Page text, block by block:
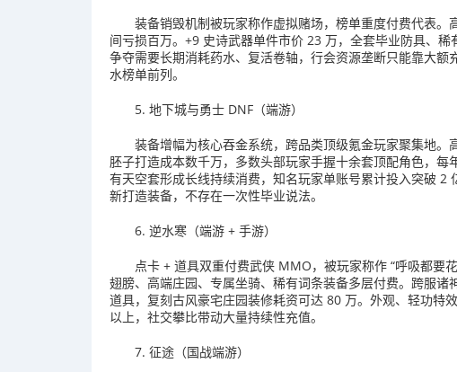
装备销毁机制被玩家称作虚拟赌场，榜单重度付费代表
间亏损百万。+9 史诗武器单件市价 23 万，全套毕业防具、
争夺需要长期消耗药水、复活卷轴，行会资源垄断只能靠大
水榜单前列。
5. 地下城与勇士 DNF（端游）
装备增幅为核心吞金系统，跨品类顶级氪金玩家聚集地
胚子打造成本数千万，多数头部玩家手握十余套顶配角色，
有天空套形成长线持续消费，知名玩家单账号累计投入突破 2
新打造装备，不存在一次性毕业说法。
6. 逆水寒（端游 + 手游）
点卡 + 道具双重付费武侠 MMO，被玩家称作 “呼吸都要
翅膀、高端庄园、专属坐骑、稀有词条装备多层付费。跨服
道具，复刻古风豪宅庄园装修耗资可达 80 万。外观、轻功特
以上，社交攀比带动大量持续性充值。
7. 征途（国战端游）